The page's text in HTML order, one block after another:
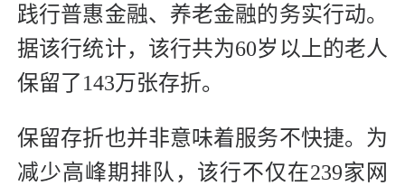
践行普惠金融、养老金融的务实行动。
据该行统计，该行共为60岁以上的老人
保留了143万张存折。
保留存折也并非意味着服务不快捷。为
减少高峰期排队，该行不仅在239家网